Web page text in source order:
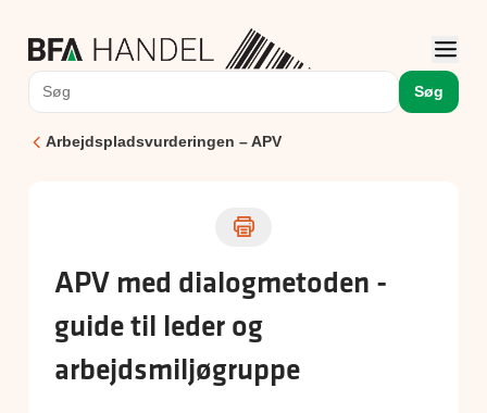
Søg
Arbejdspladsvurderingen – APV
APV med dialogmetoden -
guide til leder og
arbejdsmiljøgruppe